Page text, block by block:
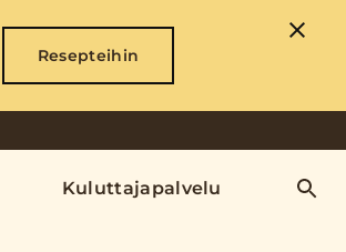
Resepteihin
Kuluttajapalvelu